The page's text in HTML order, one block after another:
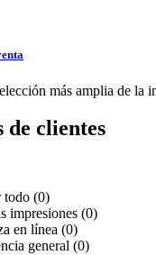
más amplia de la
de clientes
todo (0)
impresiones (0)
en línea (0)
general (0)